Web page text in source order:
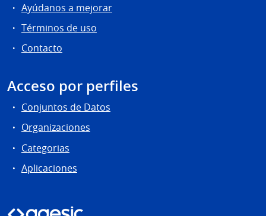
Ayúdanos a mejorar
Términos de uso
Contacto
Acceso por perfiles
Conjuntos de Datos
Organizaciones
Categorias
Aplicaciones